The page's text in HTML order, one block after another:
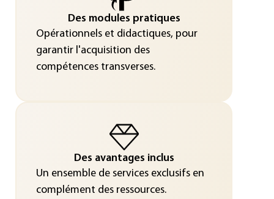
Des modules pratiques
Opérationnels et didactiques, pour
garantir l'acquisition des
compétences transverses.
Des avantages inclus
Un ensemble de services exclusifs en
complément des ressources.